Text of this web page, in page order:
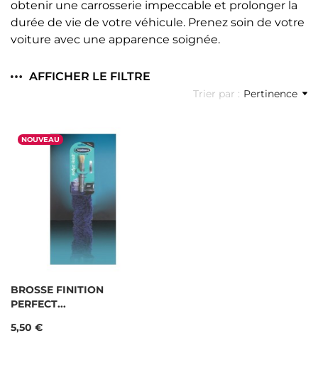
obtenir une carrosserie impeccable et prolonger la
durée de vie de votre véhicule. Prenez soin de votre
voiture avec une apparence soignée.
Trier par : Pertinence
AFFICHER LE FILTRE
NOUVEAU
BROSSE FINITION
PERFECT...
Prix
5,50 €